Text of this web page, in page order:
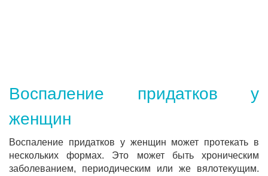
Воспаление придатков у
женщин
Воспаление придатков у женщин может протекать в
нескольких формах. Это может быть хроническим
заболеванием, периодическим или же вялотекущим.